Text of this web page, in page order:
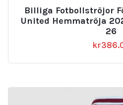
Billiga Fotbollströjor
United Hemmatröja
26
kr